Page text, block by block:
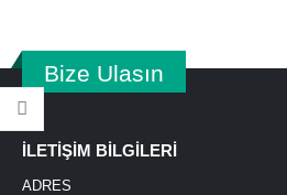
DIELL SS2/AN-0A
Bize Ulasın
İLETİŞİM BİLGİLERİ
ADRES